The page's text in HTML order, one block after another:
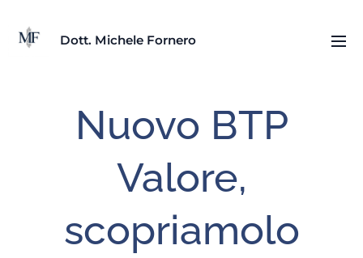
Dott. Michele Fornero
Nuovo BTP
Valore,
scopriamolo